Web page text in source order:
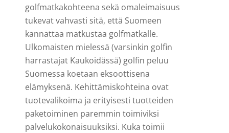
golfmatkakohteena sekä omaleimaisuus
tukevat vahvasti sitä, että Suomeen
kannattaa matkustaa golfmatkalle.
Ulkomaisten mielessä (varsinkin golfin
harrastajat Kaukoidässä) golfin peluu
Suomessa koetaan eksoottisena
elämyksenä. Kehittämiskohteina ovat
tuotevalikoima ja erityisesti tuotteiden
paketoiminen paremmin toimiviksi
palvelukokonaisuuksiksi. Kuka toimii